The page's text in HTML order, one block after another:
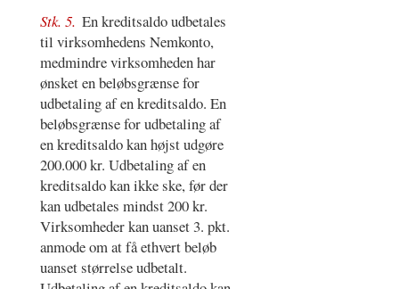
Stk. 5. En kreditsaldo udbetales
til virksomhedens Nemkonto,
medmindre virksomheden har
ønsket en beløbsgrænse for
udbetaling af en kreditsaldo. En
beløbsgrænse for udbetaling af
en kreditsaldo kan højst udgøre
200.000 kr. Udbetaling af en
kreditsaldo kan ikke ske, før der
kan udbetales mindst 200 kr.
Virksomheder kan uanset 3. pkt.
anmode om at få ethvert beløb
uanset størrelse udbetalt.